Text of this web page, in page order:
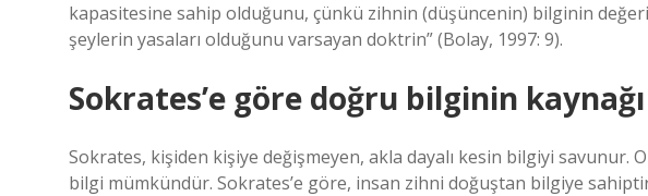
kapasitesine sahip olduğunu, çünkü zihnin (düşüncenin) bilginin
şeylerin yasaları olduğunu varsayan doktrin” (Bolay, 1997: 9).
Sokrates’e göre doğru bilginin
Sokrates, kişiden kişiye değişmeyen, akla dayalı kesin bilgiyi savunur.
bilgi mümkündür. Sokrates’e göre, insan zihni doğuştan bilgiye